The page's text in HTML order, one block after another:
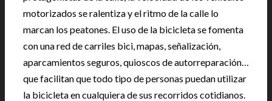
motorizados se ralentiza y el ritmo de la calle lo
marcan los peatones. El uso de la bicicleta se fomenta
con una red de carriles bici, mapas, señalización,
aparcamientos seguros, quioscos de autorreparación…
que facilitan que todo tipo de personas puedan utilizar
la bicicleta en cualquiera de sus recorridos cotidianos.